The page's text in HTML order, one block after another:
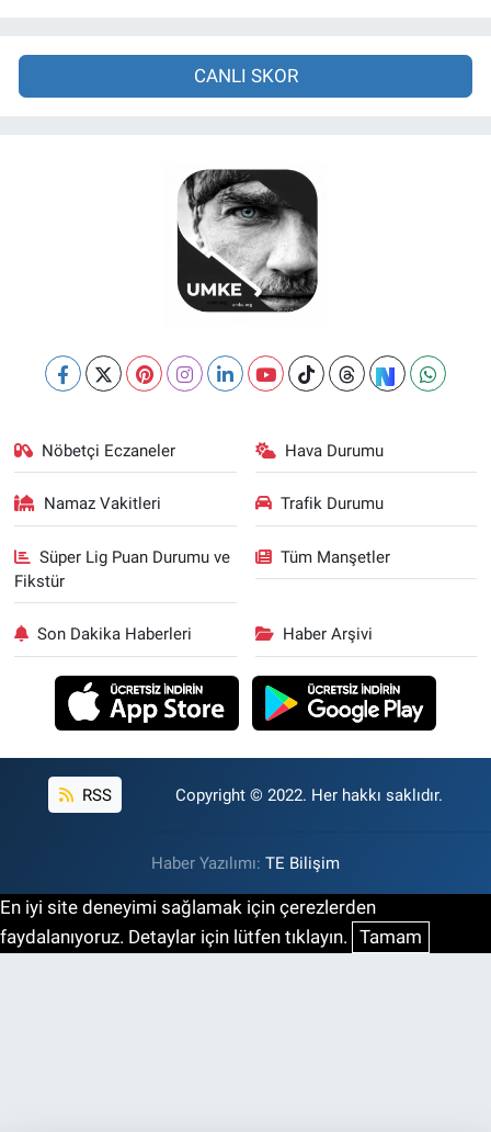
CANLI SKOR
Nöbetçi Eczaneler Hava Durumu
Namaz Vakitleri Trafik Durumu
Süper Lig Puan Durumu ve
Fikstür
Tüm Manşetler
Son Dakika Haberleri Haber Arşivi
RSS Copyright © 2022. Her hakkı saklıdır.
Haber Yazılımı: TE Bilişim
En iyi site deneyimi sağlamak için çerezlerden
faydalanıyoruz. Detaylar için lütfen tıklayın. Tamam